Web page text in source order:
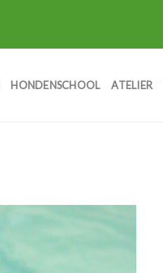
HONDENSCHOOL ATELIER